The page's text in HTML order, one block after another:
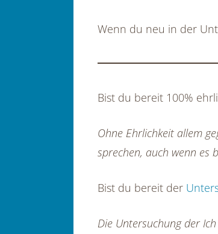
Wenn du neu in der
Bist du bereit 100%
Ohne Ehrlichkeit allem
sprechen, auch wenn es
Bist du bereit der
Die Untersuchung der